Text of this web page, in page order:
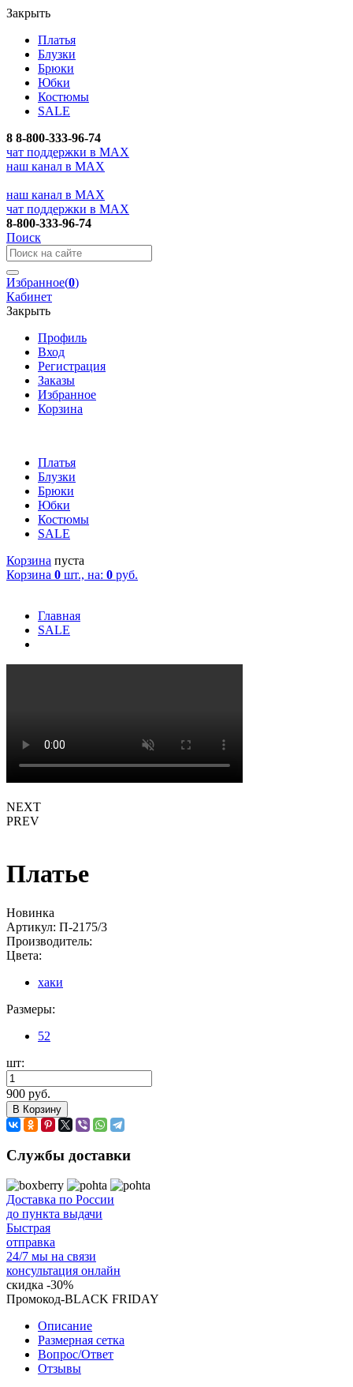
Закрыть
Платья
Блузки
Брюки
Юбки
Костюмы
SALE
8 8-800-333-96-74
чат поддержки в MAX
наш канал в MAX
наш канал в MAX
чат поддержки в MAX
8-800-333-96-74
Поиск
Избранное(0)
Кабинет
Закрыть
Профиль
Вход
Регистрация
Заказы
Избранное
Корзина
Платья
Блузки
Брюки
Юбки
Костюмы
SALE
Корзина пуста
Корзина 0 шт., на: 0 руб.
Главная
SALE
NEXT
PREV
Платье
Новинка
Артикул: П-2175/3
Производитель:
Цвета:
хаки
Размеры:
52
шт:
900 руб.
В Корзину
Службы доставки
Доставка по России
до пункта выдачи
Быстрая
отправка
24/7 мы на связи
консультация онлайн
скидка -30%
Промокод-BLACK FRIDAY
Описание
Размерная сетка
Вопрос/Ответ
Отзывы